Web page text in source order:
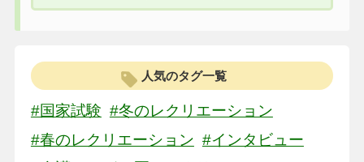
人気のタグ一覧
#国家試験 #冬のレクリエーション
#春のレクリエーション #インタビュー